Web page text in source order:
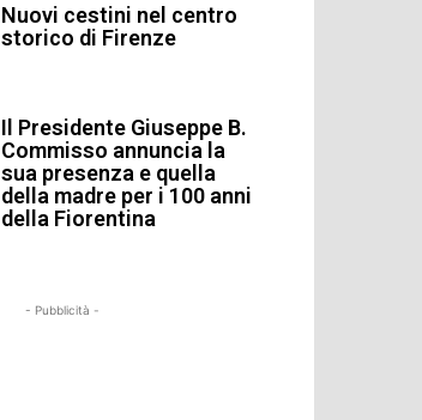
Nuovi cestini nel centro
storico di Firenze
Il Presidente Giuseppe B.
Commisso annuncia la
sua presenza e quella
della madre per i 100 anni
della Fiorentina
- Pubblicità -